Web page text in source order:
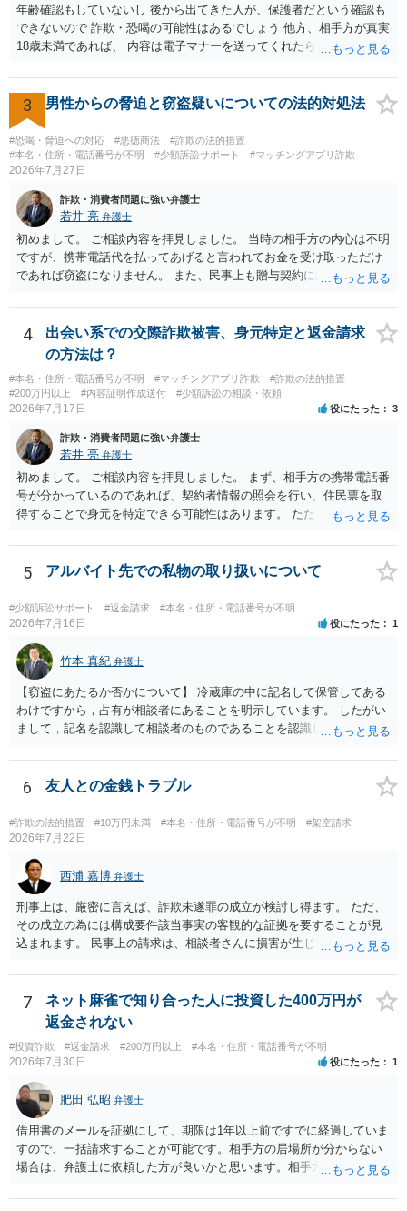
年齢確認もしていないし 後から出てきた人が、保護者だという確認も
できないので 詐欺・恐喝の可能性はあるでしょう 他方、相手方が真実
18歳未満であれば、 内容は電子マナーを送ってくれたら自慰行為など
画の尺は10分ほど、服を着たままで胸を触って欲しい、などの要望を
して、要求された金額(1000円程度)の電子マネーを送信してしまいま
した。 そこから、撮影するまで暇なので顔の雰囲気の写真を交換して
欲しい、住んでいる都道府県と区を教えてと言われたので教えたりと
言ったやり取りをしていました。 というやりとりは、青少年条例違反
（わいせつ行為）の疑いがあります。18歳未満と知らなくても処罰可
能です。
3 男性からの脅迫と窃盗疑いについての法的対処法
#恐喝・脅迫への対応 #悪徳商法
#詐欺の法的措置
#本名・住所・電話番号が不明
#少額訴訟サポート #マッチングアプリ詐欺
2026年7月27日
詐欺・消費者問題に強い弁護士
若井 亮 弁護士
初めまして。 ご相談内容を拝見しました。 当時の相手方の内心は不明
ですが、携帯電話代を払ってあげると言われてお金を受け取っただけ
であれば窃盗になりません。 また、民事上も贈与契約に該当すると思
ず、可能であればブロックをするようにしてください。 ご不安であれ
ば、最寄りの警察署に相談をしても良いかもしれません。 以上、ご参
考になれば幸いです。
4
出会い系での交際詐欺被害、身元特定と返金請求
の方法は？
#本名・住所・電話番号が不明 #マッチングアプリ詐欺
#詐欺の法的措置
#200万円以上
#内容証明作成送付 #少額訴訟の相談・依頼
2026年7月17日 役にたった 3
詐欺・消費者問題に強い弁護士
若井 亮 弁護士
初めまして。 ご相談内容を拝見しました。 まず、相手方の携帯電話番
号が分かっているのであれば、契約者情報の照会を行い、住民票を取
得することで身元を特定できる可能性はあります。 ただ、他人名義の
ろです。 LINEについても、詐欺の事案であれば照会できる可能性はあ
りますが、携帯電話の番号を経由する方法より難しくなります。 身元
本的に贈与に該当する場合には返金請求ができません。 詐欺を含め、
当方に返金の理屈があるかどうかを確認していきます。 さらに、渡し
た金額について、裏付けがあるかどうかも精査します。 上記を経て、
身元の特定、返金の理屈があると判断できるのであれば、まずは交渉
からスタートすることになるでしょう。 ご理解のとおり、詐欺である
ことの立証は簡単ではありません。 刑事事件化が出来るのであれば、
返金交渉で有利になる可能性がありますが、民事上の詐欺の立証以上
に難しいところがあります。 こちらについては、一度、最寄りの警察
良いかと思います。
5 アルバイト先での私物の取り扱いについて
#少額訴訟サポート #返金請求 #本名・住所・電話番号が不明
2026年7月16日 役にたった 1
竹本 真紀 弁護士
【窃盗にあたるか否かについて】 冷蔵庫の中に記名して保管してある
わけですから，占有が相談者にあることを明示しています。 したがい
まして，記名を認識して相談者のものであることを認識していながら
盗罪が成立します。 しかし，窃盗罪は，故意犯です。 過失犯の場合に
は，窃盗罪は成立しません。処罰規定がないからです。 おそらく，持
出してしまったのでしょう。 残っているのが無記名（つまり，自分の
物に記名していない）のようですから，記名を気にしていない方だと
思います。 この場合は，過失にすぎませんから，窃盗罪は成立せず，
刑事的処罰を求めることはできません。 【弁償してもらうことは可能
か】 刑事ではなく民事の場合，不法行為に基づく損害賠償請求が問題
となります。 不法行為に基づく損害賠償請求は，故意だけではなく過
失も対象となります。 したがいまして，弁償してもらうことは可能で
す。 ただし，間違えた方が誰かわかることが重要にはなります。
6 友人との金銭トラブル
#詐欺の法的措置 #10万円未満 #本名・住所・電話番号が不明 #架空請求
2026年7月22日
西浦 嘉博 弁護士
刑事上は、厳密に言えば、詐欺未遂罪の成立が検討し得ます。 ただ、
その成立の為には構成要件該当事実の客観的な証拠を要することが見
込まれます。 民事上の請求は、相談者さんに損害が生じていない以
い場合、最寄りの法律事務所での相談を検討ください。 上記、ご参考
ください。
7
ネット麻雀で知り合った人に投資した400万円が
返金されない
#投資詐欺 #返金請求 #200万円以上 #本名・住所・電話番号が不明
2026年7月30日 役にたった 1
肥田 弘昭 弁護士
借用書のメールを証拠にして、期限は1年以上前ですでに経過していま
すので、一括請求することが可能です。相手方の居場所が分からない
場合は、弁護士に依頼した方が良いかと思います。相手方の居場所が
さい。